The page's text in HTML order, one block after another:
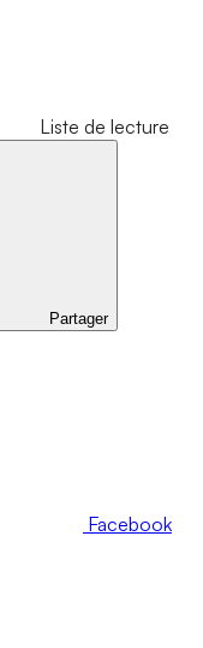
Liste de lecture
Partager
Facebook